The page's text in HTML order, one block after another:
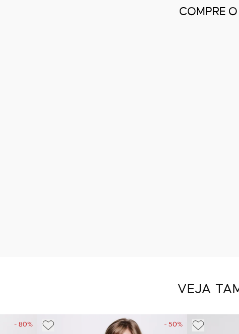
COMPRE
VEJA
- 80% - 50%